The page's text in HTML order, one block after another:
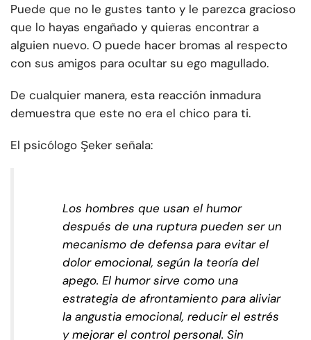
Puede que no le gustes tanto y le parezca gracioso
que lo hayas engañado y quieras encontrar a
alguien nuevo. O puede hacer bromas al respecto
con sus amigos para ocultar su ego magullado.
De cualquier manera, esta reacción inmadura
demuestra que este no era el chico para ti.
El psicólogo Şeker señala:
Los hombres que usan el humor
después de una ruptura pueden ser un
mecanismo de defensa para evitar el
dolor emocional, según la teoría del
apego. El humor sirve como una
estrategia de afrontamiento para aliviar
la angustia emocional, reducir el estrés
y mejorar el control personal. Sin